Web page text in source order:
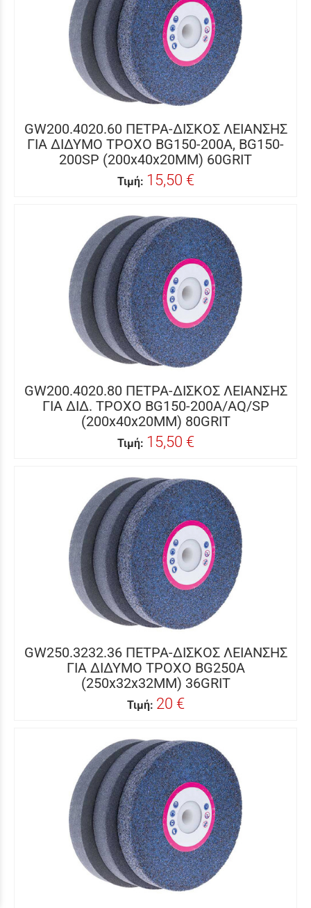
GW200.4020.60 ΠΕΤΡΑ-ΔΙΣΚΟΣ ΛΕΙΑΝΣΗΣ
ΓΙΑ ΔΙΔΥΜΟ ΤΡΟΧΟ BG150-200A, BG150-
200SP (200x40x20MM) 60GRIT
Τιμή: 15,50 €
GW200.4020.80 ΠΕΤΡΑ-ΔΙΣΚΟΣ ΛΕΙΑΝΣΗΣ
ΓΙΑ ΔΙΔ. ΤΡΟΧΟ BG150-200A/AQ/SP
(200x40x20MM) 80GRIT
Τιμή: 15,50 €
GW250.3232.36 ΠΕΤΡΑ-ΔΙΣΚΟΣ ΛΕΙΑΝΣΗΣ
ΓΙΑ ΔΙΔΥΜΟ ΤΡΟΧΟ BG250A
(250x32x32MM) 36GRIT
Τιμή: 20 €